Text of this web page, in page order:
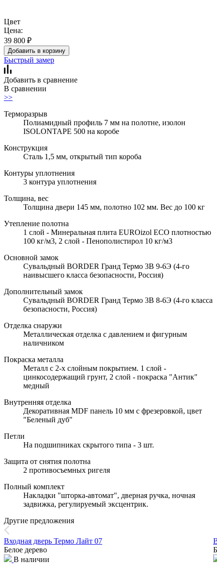
Цвет
Цена:
39 800 ₽
Добавить в корзину
Быстрый замер
Добавить в сравнение
В сравнении
>>
Терморазрыв
Полиамидный профиль 7 мм на полотне, изолон
ISOLONTAPE 500 на коробе
Конструкция
Сталь 1,5 мм, открытый тип короба
Контуры уплотнения
3 контура уплотнения
Толщина, вес
Толщина двери 145 мм, полотно 102 мм. Вес до 100 кг
Утепление полотна
1 слой - Минеральная плита EUROizol ECO плотностью
100 кг/м3, 2 слой - Пенополистирол 10 кг/м3
Основной замок
Сувальдный BORDER Гранд Термо 3В 9-6Э (4-го
наивысшего класса безопасности, Россия)
Дополнительный замок
Сувальдный BORDER Гранд Термо 3В 8-6Э (4-го класса
безопасности, Россия)
Отделка снаружи
Металлическая отделка с давлением и фигурным
наличником
Покраска металла
Металл с 2-х слойным покрытием. 1 слой -
цинкосодержащий грунт, 2 слой - покраска "Антик"
медный
Внутренняя отделка
Декоративная MDF панель 10 мм с фрезеровкой, цвет
"Беленый дуб"
Петли
На подшипниках скрытого типа - 3 шт.
Защита от снятия полотна
2 противосъемных ригеля
Полный комплект
Накладки "шторка-автомат", дверная ручка, ночная
задвижка, регулируемый эксцентрик.
Другие предложения
Входная дверь Термо Лайт 07
Белое дерево
В наличии